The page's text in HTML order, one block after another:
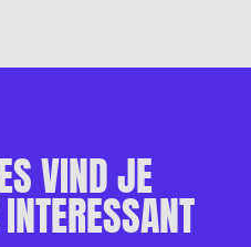
VIND JE